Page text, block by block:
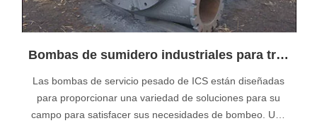
Bombas de sumidero industriales para trabajo pesado
Las bombas de servicio pesado de ICS están diseñadas
para proporcionar una variedad de soluciones para su
campo para satisfacer sus necesidades de bombeo. Una